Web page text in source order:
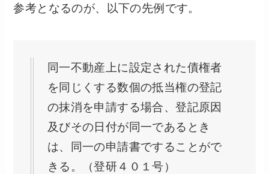
参考となるのが、以下の先例です。
同一不動産上に設定された債権者
を同じくする数個の抵当権の登記
の抹消を申請する場合、登記原因
及びその日付が同一であるとき
は、同一の申請書ですることがで
きる。（登研４０１号）